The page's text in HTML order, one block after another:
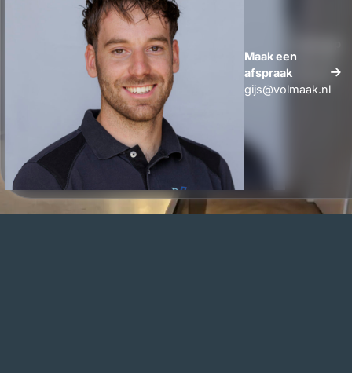
Maak een
afspraak
Maak een
afspraak
gijs@volmaak.nl